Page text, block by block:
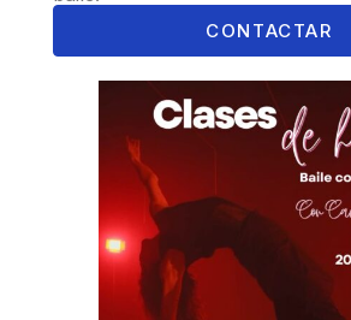
CONTACTAR